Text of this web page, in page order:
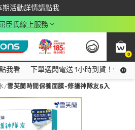
期活動詳情請點我
載app最高回饋$350
臣氏線上服務
0
我看 下單選閃電送 1小時到貨！領神
/雪芙蘭時間保養面膜-修護神隊友5入